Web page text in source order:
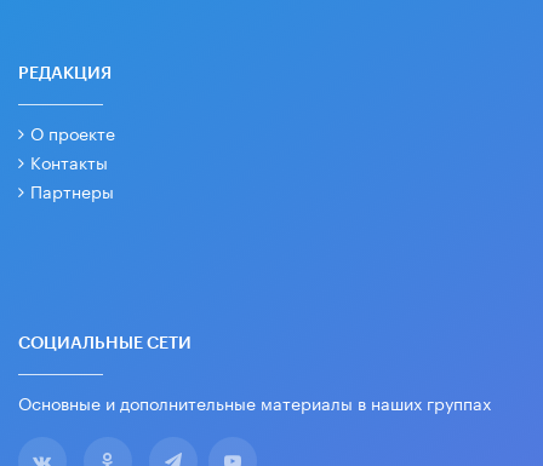
РЕДАКЦИЯ
О проекте
Контакты
Партнеры
СОЦИАЛЬНЫЕ СЕТИ
Основные и дополнительные материалы в наших группах